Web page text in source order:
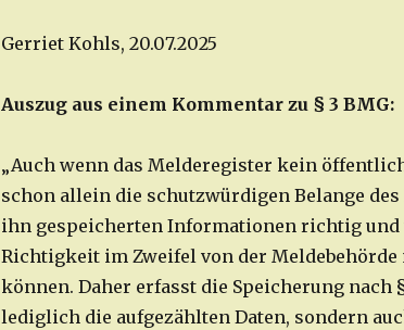
Gerriet Kohls, 20.07.2025
Auszug aus einem Kommentar zu § 3 BMG:
„Auch wenn das Melderegister kein
schon allein die schutzwürdigen Belange des
ihn gespeicherten Informationen richtig
Richtigkeit im Zweifel von der Meldebehörde
können. Daher erfasst die Speicherung nach
lediglich die aufgezählten Daten, sondern